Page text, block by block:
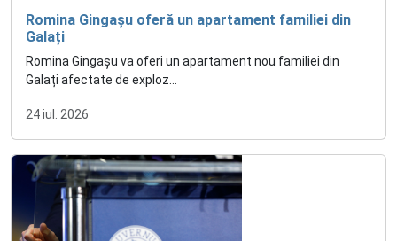
Romina Gingașu oferă un apartament familiei din
Galați
Romina Gingașu va oferi un apartament nou familiei din
Galați afectate de exploz...
24 iul. 2026